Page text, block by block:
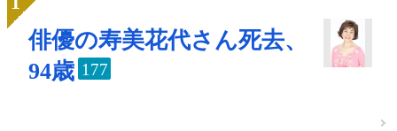
俳優の寿美花代さん死去、
94歳 177